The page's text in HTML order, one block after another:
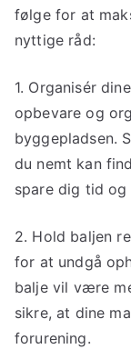
følge for at
nyttige råd:
1. Organisér
opbevare og
byggepladsen.
du nemt kan
spare dig tid og
2. Hold baljen
for at undgå
balje vil være
sikre, at dine
forurening.